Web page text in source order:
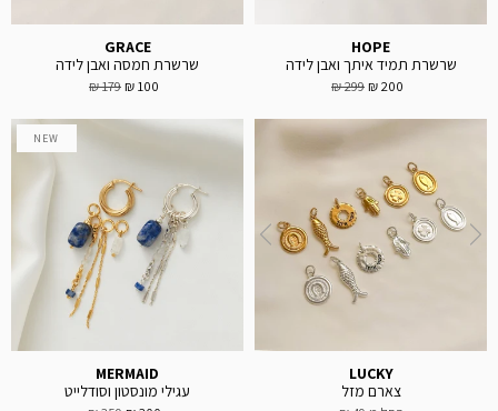
HOPE
שרשרת תמיד איתך ואבן לידה
200 ₪
299 ₪
GRACE
שרשרת חמסה ואבן לידה
100 ₪
179 ₪
LUCKY
צארם מזל
NEW
MERMAID
עגילי מונסטון וסודלייט